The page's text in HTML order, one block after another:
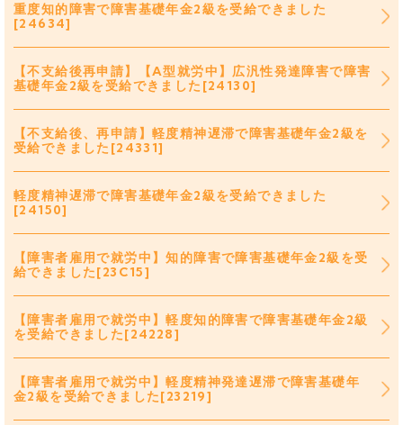
重度知的障害で障害基礎年金2級を受給できました
[24634]
【不支給後再申請】【A型就労中】広汎性発達障害で障害
基礎年金2級を受給できました[24130]
【不支給後、再申請】軽度精神遅滞で障害基礎年金2級を
受給できました[24331]
軽度精神遅滞で障害基礎年金2級を受給できました
[24150]
【障害者雇用で就労中】知的障害で障害基礎年金2級を受
給できました[23C15]
【障害者雇用で就労中】軽度知的障害で障害基礎年金2級
を受給できました[24228]
【障害者雇用で就労中】軽度精神発達遅滞で障害基礎年
金2級を受給できました[23219]